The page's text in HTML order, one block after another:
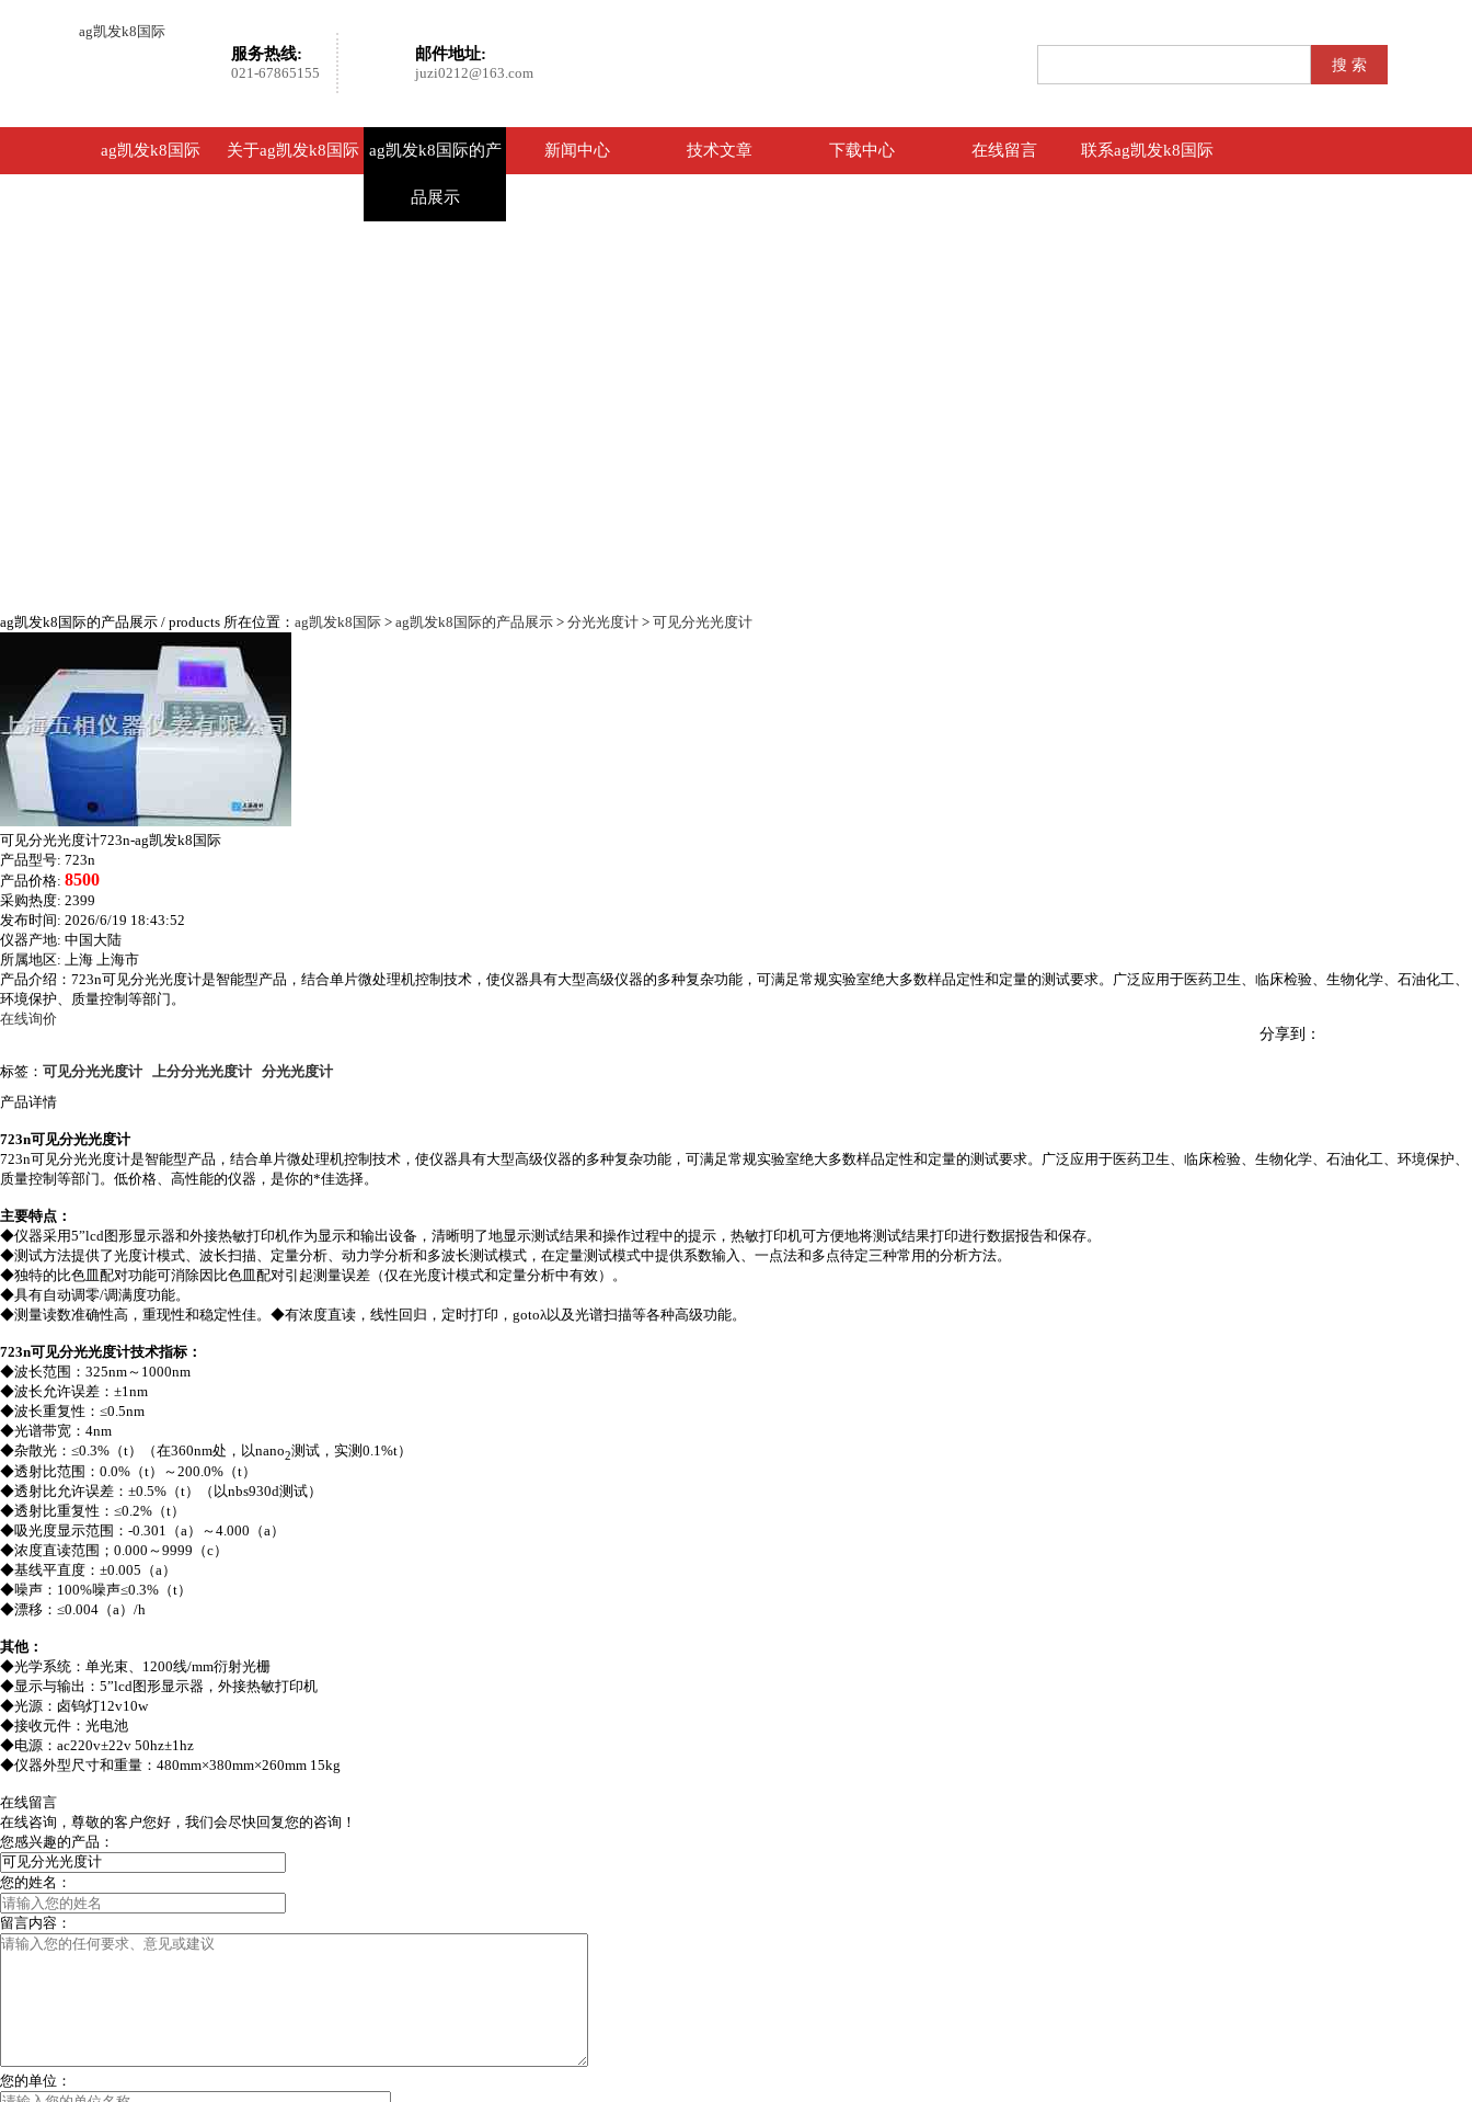
ag凯发k8国际
邮件地址:
juzi0212@163.com
服务热线:
021-67865155
ag凯发k8国际 关于ag凯发k8国际 ag凯发k8国际的产
品展示
新闻中心 技术文章 下载中心 在线留言 联系ag凯发k8国际
ag凯发k8国际的产品展示 / products 所在位置： ag凯发k8国际 > ag凯发k8国际的产品展示 > 分光光度计 > 可见分光光度计
可见分光光度计723n-ag凯发k8国际
产品型号: 723n
产品价格: 8500
采购热度: 2399
发布时间: 2026/6/19 18:43:52
仪器产地: 中国大陆
所属地区: 上海 上海市
产品介绍：723n可见分光光度计是智能型产品，结合单片微处理机控制技术，使仪器具有大型高级仪器的多种复杂功能，可满足常规实验室绝大多数样品定性和定量的测试要求。广泛应用于医药卫生、临床检验、生物化学、石油化工、
环境保护、质量控制等部门。
在线询价
分享到：
标签： 可见分光光度计 上分分光光度计 分光光度计
产品详情
723n可见分光光度计
723n可见分光光度计是智能型产品，结合单片微处理机控制技术，使仪器具有大型高级仪器的多种复杂功能，可满足常规实验室绝大多数样品定性和定量的测试要求。广泛应用于医药卫生、临床检验、生物化学、石油化工、环境保护、
质量控制等部门。低价格、高性能的仪器，是你的*佳选择。
主要特点：
◆仪器采用5”lcd图形显示器和外接热敏打印机作为显示和输出设备，清晰明了地显示测试结果和操作过程中的提示，热敏打印机可方便地将测试结果打印进行数据报告和保存。
◆测试方法提供了光度计模式、波长扫描、定量分析、动力学分析和多波长测试模式，在定量测试模式中提供系数输入、一点法和多点待定三种常用的分析方法。
◆独特的比色皿配对功能可消除因比色皿配对引起测量误差（仅在光度计模式和定量分析中有效）。
◆具有自动调零/调满度功能。
◆测量读数准确性高，重现性和稳定性佳。◆有浓度直读，线性回归，定时打印， gotoλ以及光谱扫描等各种高级功能。
723n可见分光光度计技术指标：
◆波长范围： 325nm～1000nm
◆波长允许误差：±1nm
◆波长重复性：≤0.5nm
◆光谱带宽： 4nm
◆杂散光：≤0.3%（t） （在360nm处，以nano2测试，实测 0.1%t）
◆透射比范围： 0.0% （t）～200.0%（t）
◆透射比允许误差：±0.5% （t）（ 以nbs930d测试）
◆透射比重复性：≤0.2%（t）
◆吸光度显示范围：-0.301
（a）～4.000（a）
◆浓度直读范围； 0.000 ～9999（c）
◆基线平直度：±0.005 （a）
◆噪声： 100%噪声≤0.3%（t）
◆漂移：≤0.004（a）/h
其他：
◆光学系统：单光束、 1200线/mm衍射光栅
◆显示与输出： 5”lcd图形显示器，外接热敏打印机
◆光源：卤钨灯12v10w
◆接收元件：光电池
◆电源： ac220v±22v 50hz±1hz
◆仪器外型尺寸和重量： 480mm×380mm×260mm 15kg
在线留言
在线咨询，尊敬的客户您好，我们会尽快回复您的咨询！
您感兴趣的产品：
您的姓名：
留言内容：
您的单位：